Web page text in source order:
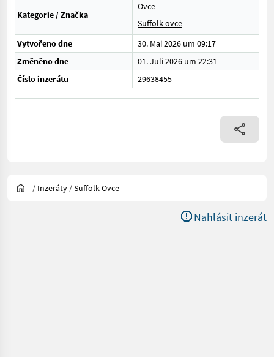
Kategorie / Značka
Ovce
Suffolk ovce
Vytvořeno dne
30. Mai 2026 um 09:17
Změněno dne
01. Juli 2026 um 22:31
Číslo inzerátu
29638455
/ Inzeráty /Suffolk Ovce
Nahlásit inzerát